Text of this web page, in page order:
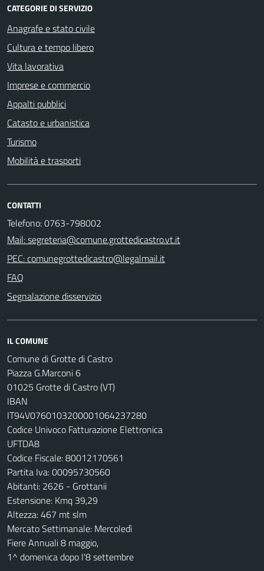
CATEGORIE DI SERVIZIO
Anagrafe e stato civile
Cultura e tempo libero
Vita lavorativa
Imprese e commercio
Appalti pubblici
Catasto e urbanistica
Turismo
Mobilità e trasporti
CONTATTI
Telefono: 0763-798002
Mail: segreteria@comune.grottedicastro.vt.it
PEC: comunegrottedicastro@legalmail.it
FAQ
Segnalazione disservizio
IL COMUNE
Comune di Grotte di Castro
Piazza G.Marconi 6
01025 Grotte di Castro (VT)
IBAN
IT94V0760103200001064237280
Codice Univoco Fatturazione Elettronica
UFTDA8
Codice Fiscale: 80012170561
Partita Iva: 00095730560
Abitanti: 2626 - Grottanii
Estensione: Kmq 39,29
Altezza: 467 mt slm
Mercato Settimanale: Mercoledì
Fiere Annuali 8 maggio,
1^ domenica dopo l'8 settembre